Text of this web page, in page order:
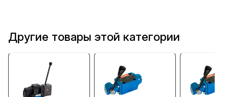
Другие товары этой категории